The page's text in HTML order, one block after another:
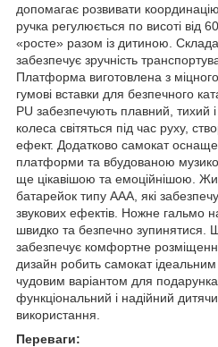
допомагає розвивати
ручка регулюється по висоті від
«росте» разом із дитиною.
забезпечує зручність
Платформа виготовлена з
гумові вставки для безпечного
PU забезпечують плавний, тихий
колеса світяться під час руху,
ефект. Додатково самокат
платформи та вбудованою
ще цікавішою та емоційнішою.
батарейок типу AAA, які
звукових ефектів. Ножне гальмо
швидко та безпечно зупинятися.
забезпечує комфортне
дизайн робить самокат
чудовим варіантом для
функціональний і надійний
використання.
Переваги: